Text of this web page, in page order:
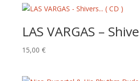
LAS VARGAS –
15,00 €